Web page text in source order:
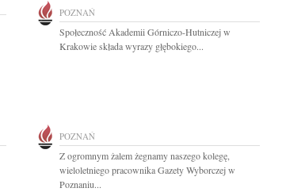
POZNAŃ
Społeczność Akademii Górniczo-Hutniczej w
Krakowie składa wyrazy głębokiego...
POZNAŃ
Z ogromnym żalem żegnamy naszego kolegę,
wieloletniego pracownika Gazety Wyborczej w
Poznaniu...